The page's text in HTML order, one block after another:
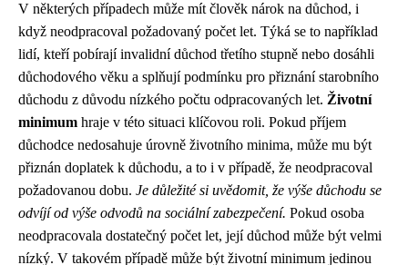
V některých případech může mít člověk nárok na důchod, i
když neodpracoval požadovaný počet let. Týká se to například
lidí, kteří pobírají invalidní důchod třetího stupně nebo dosáhli
důchodového věku a splňují podmínku pro přiznání starobního
důchodu z důvodu nízkého počtu odpracovaných let. Životní
minimum hraje v této situaci klíčovou roli. Pokud příjem
důchodce nedosahuje úrovně životního minima, může mu být
přiznán doplatek k důchodu, a to i v případě, že neodpracoval
požadovanou dobu. Je důležité si uvědomit, že výše důchodu se
odvíjí od výše odvodů na sociální zabezpečení. Pokud osoba
neodpracovala dostatečný počet let, její důchod může být velmi
nízký. V takovém případě může být životní minimum jedinou